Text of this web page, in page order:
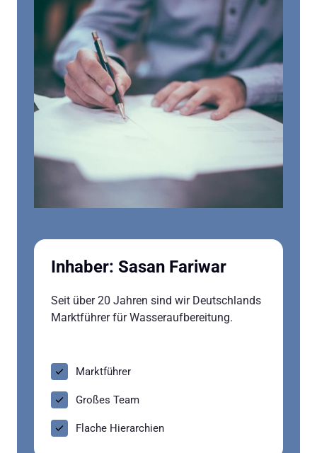
Inhaber: Sasan Fariwar
Seit über 20 Jahren sind wir Deutschlands
Marktführer für Wasseraufbereitung.
Marktführer
Großes Team
Flache Hierarchien